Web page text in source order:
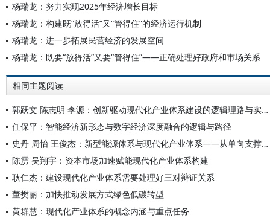
杨瑞龙：努力实现2025年经济增长目标
杨瑞龙：构建既“放得活”又“管得住”的经济运行机制
杨瑞龙：进一步拓展民营经济的发展空间
杨瑞龙：既要“放得活”又要“管得住”——正确处理好政府和市场关系
相同主题阅读
郭跃文 陈志明 李源：创新驱动现代化产业体系建设的逻辑理路与实践进路
任保平：智能经济新形态与数字经济深度融合的逻辑与路径
史丹 周怡 王俊杰：新型能源体系与现代化产业体系——从单向支撑到协同共进
陈雳 吴翔宇：资本市场加速赋能现代化产业体系构建
耿仁杰：建设现代化产业体系需要处理好三对辩证关系
董樊丽：加快推动发展方式绿色低碳转型
黄群慧：现代化产业体系的概念内涵与重点任务